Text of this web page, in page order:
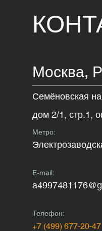
Москва,
Семёновская
дом 2/1, стр.1,
Метро:
E-mail:
Телефон:
+7 (499) 677-20-47